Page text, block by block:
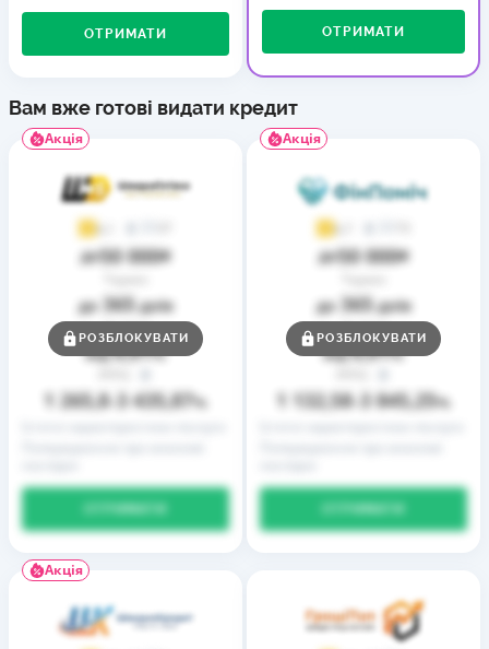
ОТРИМАТИ ОТРИМАТИ
Вам вже готові видати кредит
Акція
4,1
до50 000₴
до 365днів
Ставка
від0,01%
1 265,8 3 435,87%
РОЗБЛОКУВАТИ
Акція
4,7
до50 000₴
до 365днів
Ставка
від0,01%
1 132,58 3 845,25%
РОЗБЛОКУВАТИ
Акція